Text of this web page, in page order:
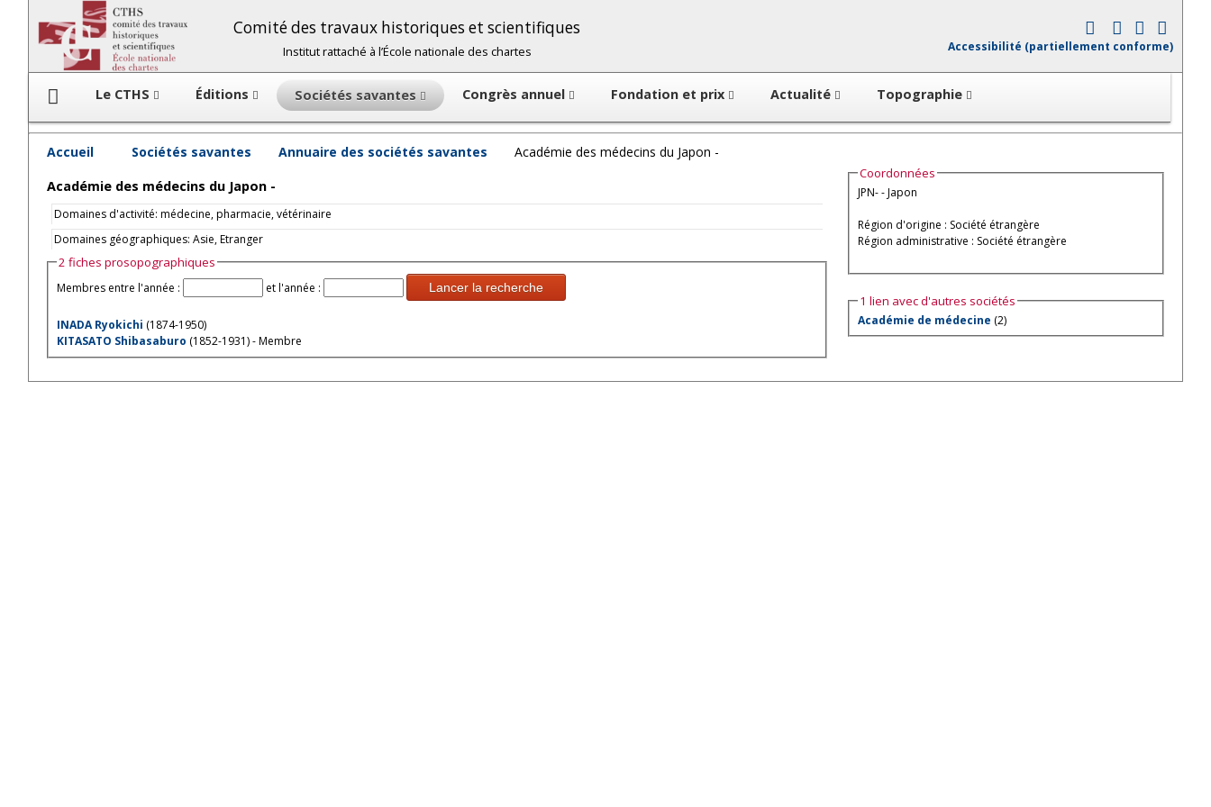
Comité des travaux historiques et scientifiques
Institut rattaché à l’École nationale des chartes Accessibilité (partiellement conforme)
Le CTHS Éditions Sociétés savantes Congrès annuel Fondation et prix Actualité Topographie
Accueil Sociétés savantes Annuaire des sociétés savantes
Académie des médecins du Japon -
Académie des médecins du Japon -
Domaines d'activité: médecine, pharmacie, vétérinaire
Domaines géographiques: Asie, Etranger
2 fiches prosopographiques
Membres entre l'année : et l'année : Lancer la recherche
INADA Ryokichi (1874-1950)
KITASATO Shibasaburo (1852-1931) - Membre
Coordonnées
JPN- - Japon
Région d'origine : Société étrangère
Région administrative : Société étrangère
1 lien avec d'autres sociétés
Académie de médecine (2)